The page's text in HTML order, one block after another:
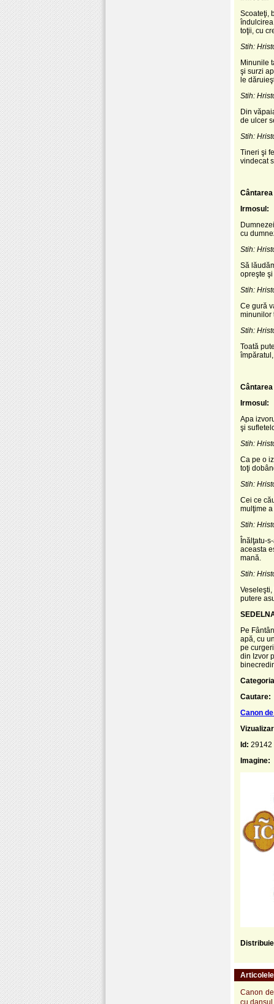
Scoateţi,
toţii, cu
Stih:
Minunile
şi surzi
le
Stih:
Din
de ulcer
Stih:
Tineri şi
vindecat
Cântarea
Irmosul:
cu
Stih:
Să
opreşte
Stih:
Ce gură
minunilor
Stih:
Toată
Cântarea
Irmosul:
Apa
şi
Stih:
Ca pe o
toţi
Stih:
Cei ce
mulţime
Stih:
Înălţatu-
aceasta
mană.
Stih:
putere
Pe
apă, cu
pe
din Izvor
Cautare:
Canon
Id: 29142
Imagine:
Canon
cu dansul